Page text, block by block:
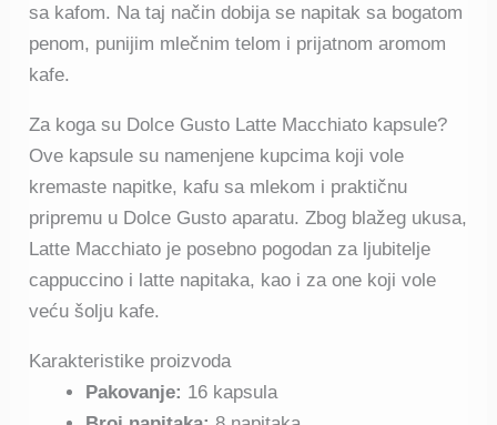
sa kafom. Na taj način dobija se napitak sa bogatom
penom, punijim mlečnim telom i prijatnom aromom
kafe.
Za koga su Dolce Gusto Latte Macchiato kapsule?
Ove kapsule su namenjene kupcima koji vole
kremaste napitke, kafu sa mlekom i praktičnu
pripremu u Dolce Gusto aparatu. Zbog blažeg ukusa,
Latte Macchiato je posebno pogodan za ljubitelje
cappuccino i latte napitaka, kao i za one koji vole
veću šolju kafe.
Karakteristike proizvoda
Pakovanje: 16 kapsula